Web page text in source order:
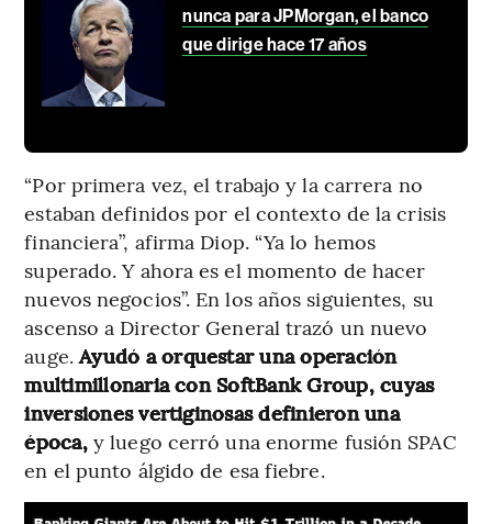
nunca para JPMorgan, el banco
que dirige hace 17 años
“Por primera vez, el trabajo y la carrera no
estaban definidos por el contexto de la crisis
financiera”, afirma Diop. “Ya lo hemos
superado. Y ahora es el momento de hacer
nuevos negocios”. En los años siguientes, su
ascenso a Director General trazó un nuevo
auge.Ayudó a orquestar una operación
multimillonaria con SoftBank Group, cuyas
inversiones vertiginosas definieron una
época,y luego cerró una enorme fusión SPAC
en el punto álgido de esa fiebre.